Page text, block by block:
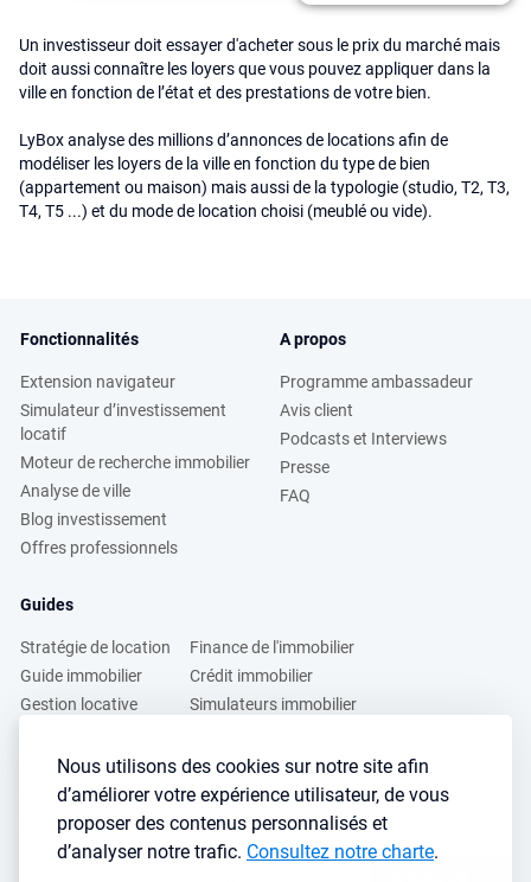
Nous utilisons des cookies sur notre site afin
d’améliorer votre expérience utilisateur, de vous
proposer des contenus personnalisés et
d’analyser notre trafic. Consultez notre charte.
Un investisseur doit essayer d'acheter sous le prix du marché mais
doit aussi connaître les loyers que vous pouvez appliquer dans la
ville en fonction de l’état et des prestations de votre bien.
LyBox analyse des millions d’annonces de locations afin de
modéliser les loyers de la ville en fonction du type de bien
(appartement ou maison) mais aussi de la typologie (studio, T2, T3,
T4, T5 ...) et du mode de location choisi (meublé ou vide).
Fonctionnalités
Extension navigateur
Simulateur d’investissement
locatif
Moteur de recherche immobilier
Analyse de ville
Blog investissement
Offres professionnels
A propos
Programme ambassadeur
Avis client
Podcasts et Interviews
Presse
FAQ
Guides
Stratégie de location
Guide immobilier
Gestion locative
Finance de l'immobilier
Crédit immobilier
Simulateurs immobilier
Vous voulez apprendre à investir dans l’immobilier ?
Inscrivez vous à notre newsletter gratuite :